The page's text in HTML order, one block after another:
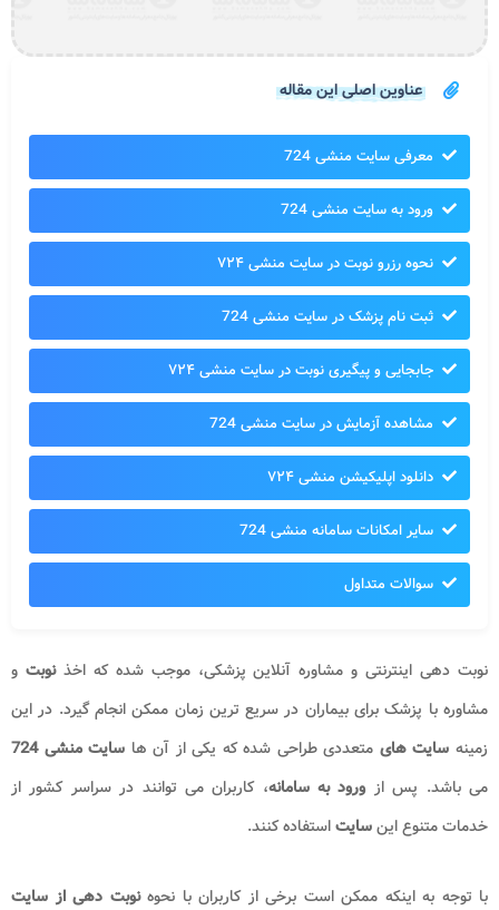
عناوین اصلی این مقاله
معرفی سایت منشی 724
ورود به سایت منشی 724
نحوه رزرو نوبت در سایت منشی ۷۲۴
ثبت نام پزشک در سایت منشی 724
جابجایی و پیگیری نوبت در سایت منشی ۷۲۴
مشاهده آزمایش در سایت منشی 724
دانلود اپلیکیشن منشی ۷۲۴
سایر امکانات سامانه منشی 724
سوالات متداول
نوبت دهی اینترنتی و مشاوره آنلاین پزشکی، موجب شده که اخذنوبت و
مشاوره با پزشک برای بیماران در سریع ترین زمان ممکن انجام گیرد. در این
زمینه سایت های متعددی طراحی شده که یکی از آن ها سایت منشی 724
می باشد. پس از ورود به سامانه، کاربران می توانند در سراسر کشور از
خدمات متنوع اینسایتاستفاده کنند.
با توجه به اینکه ممکن است برخی از کاربران با نحوهنوبت دهی از سایت